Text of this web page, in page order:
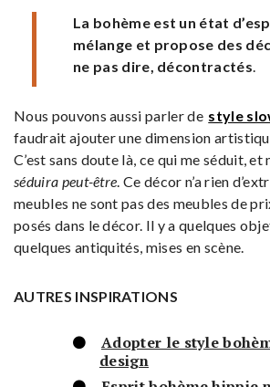
La bohème est un état
mélange et propose des
ne pas dire, décontractés
Nous pouvons aussi parler de style
faudrait ajouter une dimension
C’est sans doute là, ce qui me séduit, et
séduira peut-être . Ce décor n’a rien
meubles ne sont pas des meubles de
posés dans le décor. Il y a quelques
quelques antiquités, mises en scène.
AUTRES INSPIRATIONS
Adopter le style
design